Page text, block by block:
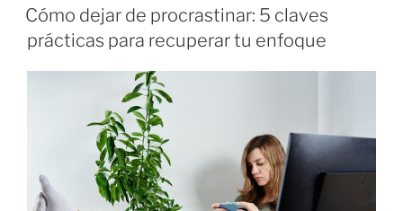
Cómo dejar de procrastinar: 5 claves
prácticas para recuperar tu enfoque